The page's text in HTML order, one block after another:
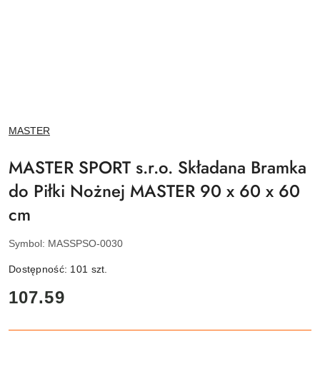
NAZWA
PRODUCENTA:
MASTER
MASTER SPORT s.r.o. Składana Bramka
do Piłki Nożnej MASTER 90 x 60 x 60
cm
Symbol: MASSPSO-0030
Dostępność: 101 szt.
cena:
107.59